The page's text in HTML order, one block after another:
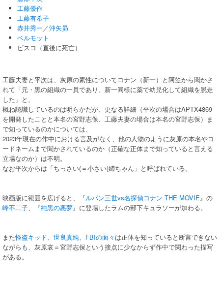
工藤優作
工藤有希子
赤井秀一／沖矢昴
ベルモット
ピスコ（直後に死亡）
工藤夫妻と平次は、灰原の素性についてコナン（新一）と阿笠から聞かさ
れて「元・黒の組織の一員であり、新一同様に薬で幼児化して組織を脱走
した」と、
概ね認識しているのは明らかだが、更なる詳細（平次の場合はAPTX4869
を開発したことと本名の宮野志保、工藤夫妻の場合は本名の宮野志保）ま
で知っているのかについては、
2023年現在の作中における言及がなく、他の人物のように灰原の本名やコ
ードネームまで聞かされているのか（正確な正体まで知っていると言える
立場なのか）は不明。
なお平次からは「ちっさい(＝小さい)姉ちゃん」と呼ばれている。
映画版に範囲を広げると、『ルパン三世vs名探偵コナン THE MOVIE』の
峰不二子、『純黒の悪夢』に登場したラムの部下キュラソーが加わる。
また怪盗キッド、 世良真純、 FBIの面々 は正体を知っていると断言できない
ながらも、灰原哀＝宮野志保という接点に少なからず作中で関わった描写
がある。